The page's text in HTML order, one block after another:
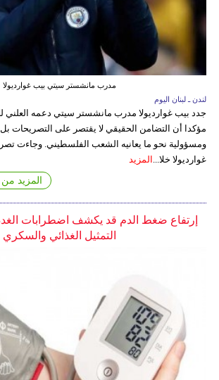
مدرب مانشستر سيتي بيب غوارديولا
لندن ـ لبنان اليوم
جدد بيب غوارديولا مدرب مانشستر سيتي دعمه العلني
مؤكدا أن التضامن الحقيقي لا يقتصر على التصريحات بل
ومسؤولية نحو ما يعانيه الشعب الفلسطيني. وجاءت
غوارديولا خلا... المزيد
المزيد
إرتفاع ضغط الدم قد يكشف اضطرابات
التمثيل الغذائي والسكري